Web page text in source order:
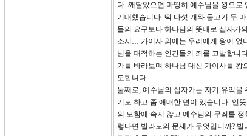
다. 깨달았으면 마땅히 예수님을 왕으
기대했습니다. 떡 다섯 개와 물고기 두
들의 요구보다 하나님의 뜻대로 십자가
소서… 가이사 외에는 우리에게 왕이 없
님을 대적하는 인간들의 죄를 고발합니
가를 바라보며 하나님 대신 가이사를 왕
도합니다.
둘째로, 예수님의 십자가는 자기 유익
기도 하고 좀 애매한 면이 있습니다. 언
의 모함에 속지 않고 예수님의 무죄를
렇다면 빌라도의 문제가 무엇입니까?